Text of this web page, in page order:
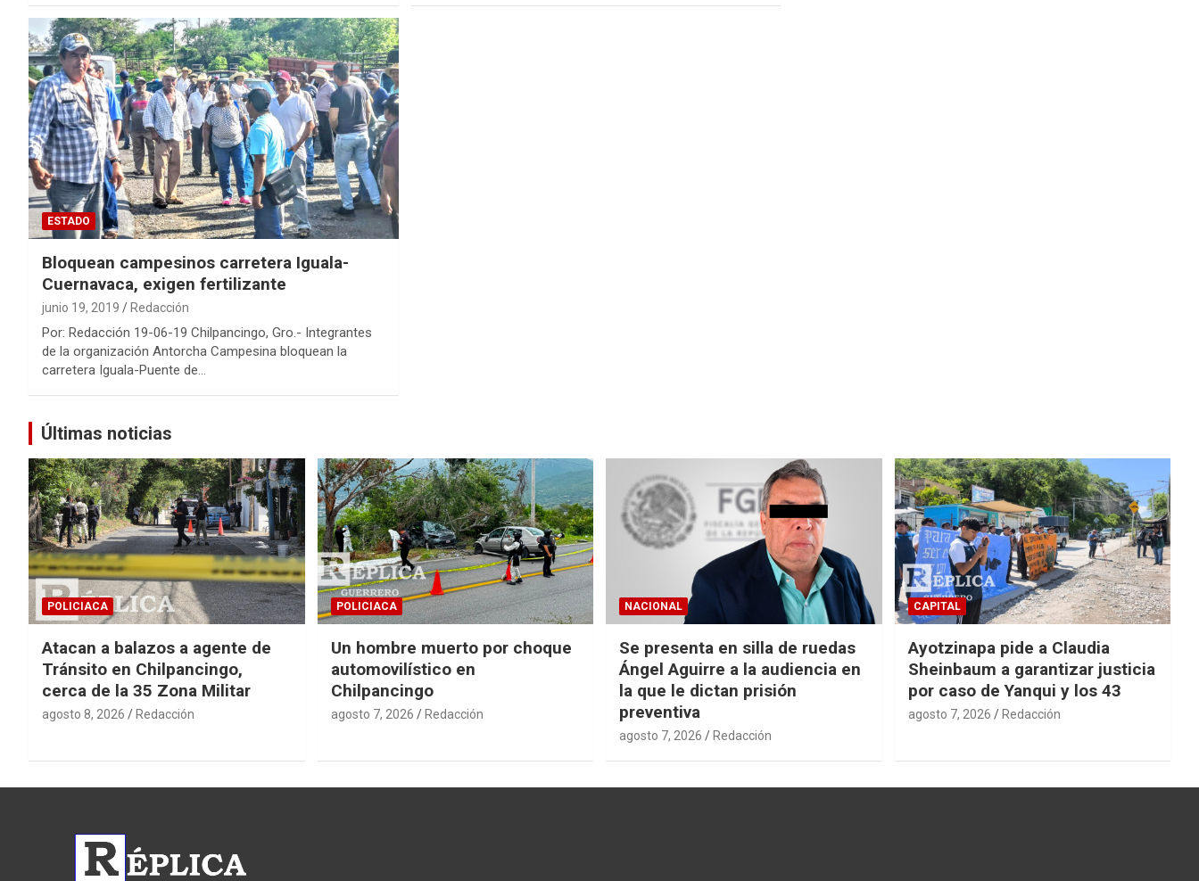
ESTADO
Bloquean campesinos carretera Iguala-
Cuernavaca, exigen fertilizante
junio 19, 2019 Redacción
Por: Redacción 19-06-19 Chilpancingo, Gro.- Integrantes
de la organización Antorcha Campesina bloquean la
carretera Iguala-Puente de…
Últimas noticias
POLICIACA
Atacan a balazos a agente de
Tránsito en Chilpancingo,
cerca de la 35 Zona Militar
agosto 8, 2026 Redacción
POLICIACA
Un hombre muerto por choque
automovilístico en
Chilpancingo
agosto 7, 2026 Redacción
NACIONAL
Se presenta en silla de ruedas
Ángel Aguirre a la audiencia en
la que le dictan prisión
preventiva
agosto 7, 2026 Redacción
CAPITAL
Ayotzinapa pide a Claudia
Sheinbaum a garantizar justicia
por caso de Yanqui y los 43
agosto 7, 2026 Redacción